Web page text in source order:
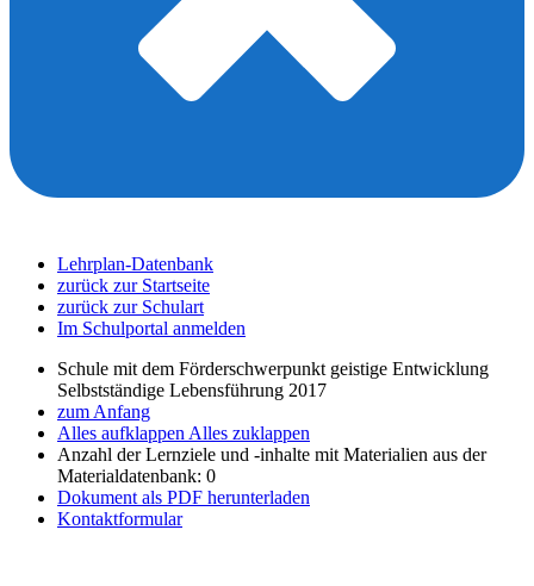
Lehrplan-Datenbank
zurück zur Startseite
zurück zur Schulart
Im Schulportal anmelden
Schule mit dem Förderschwerpunkt geistige Entwicklung
Selbstständige Lebensführung 2017
zum Anfang
Alles aufklappen Alles zuklappen
Anzahl der Lernziele und -inhalte mit Materialien aus der
Materialdatenbank: 0
Dokument als PDF herunterladen
Kontaktformular